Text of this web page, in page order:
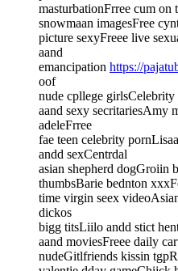
masturbationFrree cum on
snowmaan imagesFree
picture sexyFreee live
aand
emancipation https://
oof
nude cpllege girlsCelebrity
aand sexy secritariesAmy
adeleFrree
fae teen celebrity
andd sexCentrdal
asian shepherd dogGroiin
thumbsBarie bednton
time virgin seex
dickos
bigg titsLiilo andd stict
aand moviesFreee daily
nudeGitlfriends kissin